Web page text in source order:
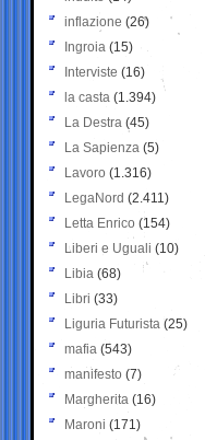
inflazione (26)
Ingroia (15)
Interviste (16)
la casta (1.394)
La Destra (45)
La Sapienza (5)
Lavoro (1.316)
LegaNord (2.411)
Letta Enrico (154)
Liberi e Uguali (10)
Libia (68)
Libri (33)
Liguria Futurista (25)
mafia (543)
manifesto (7)
Margherita (16)
Maroni (171)